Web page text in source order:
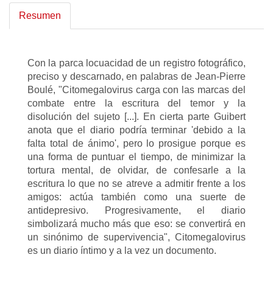
Resumen
Con la parca locuacidad de un registro fotográfico,
preciso y descarnado, en palabras de Jean-Pierre
Boulé, "Citomegalovirus carga con las marcas del
combate entre la escritura del temor y la
disolución del sujeto [...]. En cierta parte Guibert
anota que el diario podría terminar 'debido a la
falta total de ánimo', pero lo prosigue porque es
una forma de puntuar el tiempo, de minimizar la
tortura mental, de olvidar, de confesarle a la
escritura lo que no se atreve a admitir frente a los
amigos: actúa también como una suerte de
antidepresivo. Progresivamente, el diario
simbolizará mucho más que eso: se convertirá en
un sinónimo de supervivencia", Citomegalovirus
es un diario íntimo y a la vez un documento.